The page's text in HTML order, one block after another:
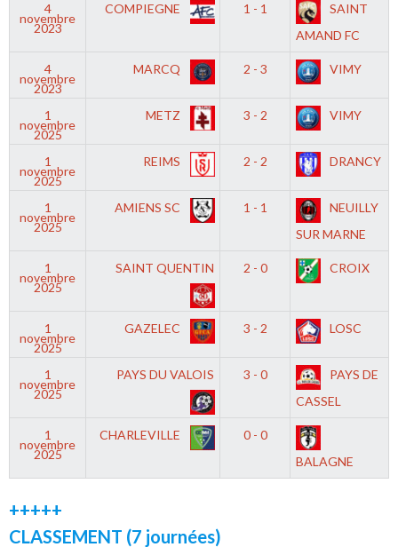
4
novembre
2023
COMPIEGNE 1 - 1
SAINT
AMAND FC
4
novembre
2023
MARCQ 2 - 3 VIMY
1
novembre
2025
METZ 3 - 2 VIMY
1
novembre
2025
REIMS 2 - 2 DRANCY
1
novembre
2025
AMIENS SC 1 - 1
NEUILLY
SUR MARNE
1
novembre
2025
SAINT QUENTIN 2 - 0 CROIX
1
novembre
2025
GAZELEC 3 - 2 LOSC
1
novembre
2025
PAYS DU VALOIS 3 - 0
PAYS DE
CASSEL
1
novembre
2025
CHARLEVILLE
0 - 0
BALAGNE
+++++
CLASSEMENT (7 journées)